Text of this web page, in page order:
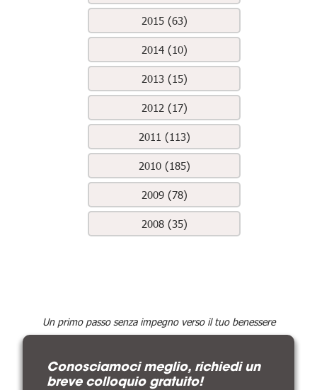
2015 (63)
2014 (10)
2013 (15)
2012 (17)
2011 (113)
2010 (185)
2009 (78)
2008 (35)
Un primo passo senza impegno verso il tuo benessere
Conosciamoci meglio, richiedi un
breve colloquio gratuito!